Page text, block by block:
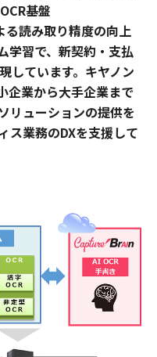
基盤
読み取り精度の向上
習で、 新契約・支払
しています。 キヤノン
企業から大手企業まで
リューションの提供を
ス業務のDXを支援して